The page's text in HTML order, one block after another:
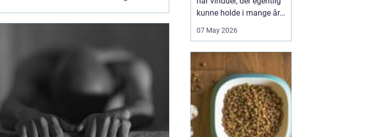
kunne holde i mange år
rigtige pleje. I stedet
for tidligt. Med den rette
reparation af vinduer
kan du bevare husets
oprindelige udtryk,
forbedre ko...
07 May 2026